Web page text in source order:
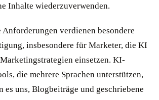
Inhalte wiederzuverwenden.
Anforderungen verdienen besondere
insbesondere für Marketer, die KI
einsetzen. KI-
die mehrere Sprachen unterstützen,
es uns, Blogbeiträge und geschriebene